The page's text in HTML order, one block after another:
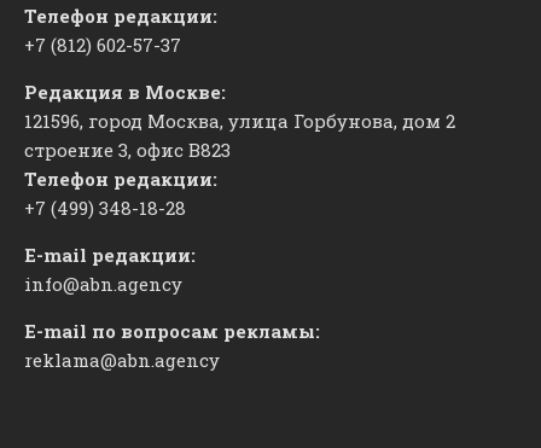
Телефон редакции:
+7 (812) 602-57-37
Редакция в Москве:
121596, город Москва, улица Горбунова, дом 2
строение 3, офис ​В823
Телефон редакции:
+7 (499) 348-18-28
E-mail редакции:
info@abn.agency
E-mail по вопросам рекламы:
reklama@abn.agency